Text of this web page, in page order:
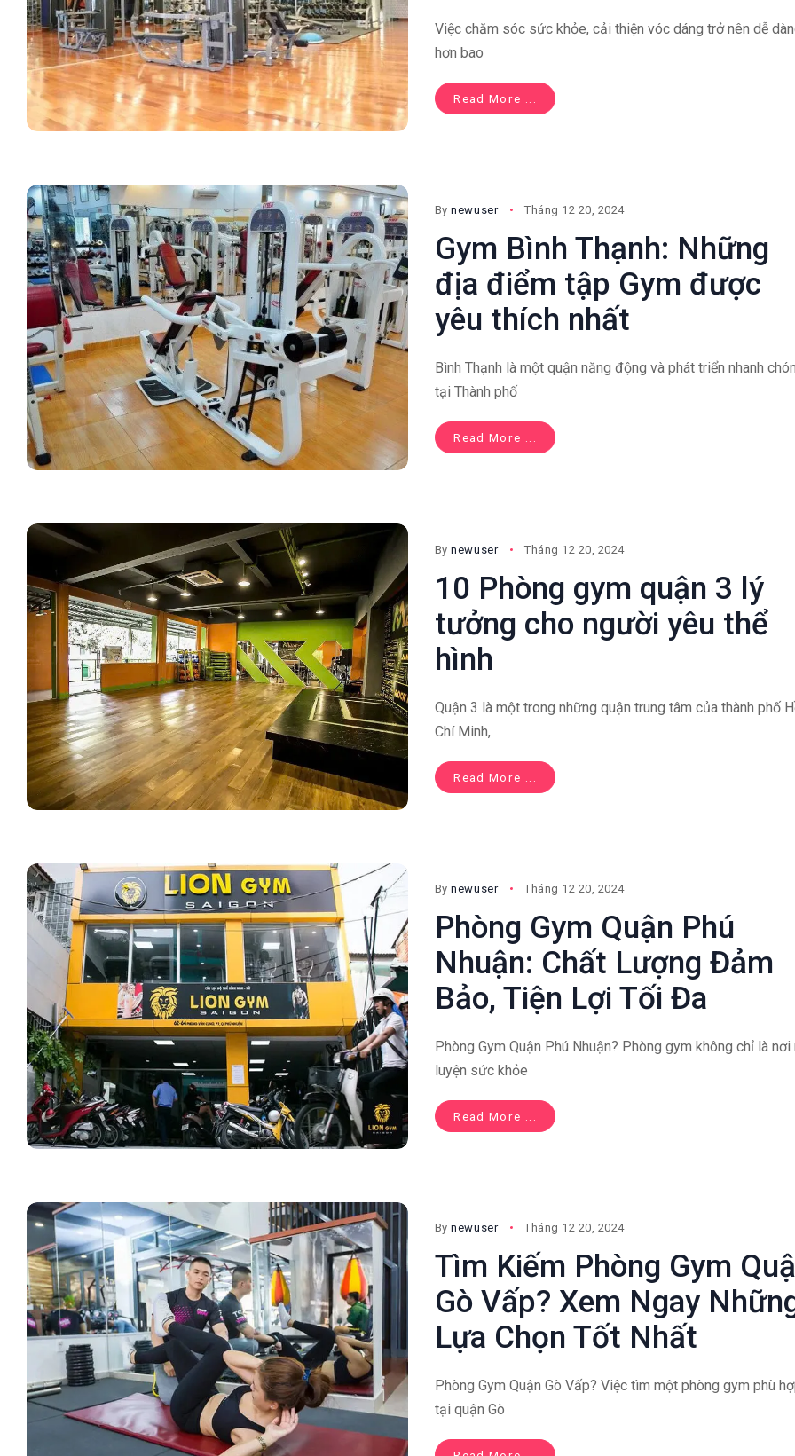
Việc chăm sóc sức khỏe, cải thiện vóc dáng trở nên dễ
hơn bao
Read More ...
Bynewuser Tháng 12 20, 2024
Gym Bình Thạnh: Những
địa điểm tập Gym được
yêu thích nhất
Bình Thạnh là một quận năng động và phát triển nhanh
tại Thành phố
Read More ...
Bynewuser Tháng 12 20, 2024
10 Phòng gym quận 3​ lý
tưởng cho người yêu thể
hình
Quận 3 là một trong những quận trung tâm của thành phố
Chí Minh,
Read More ...
Bynewuser Tháng 12 20, 2024
Phòng Gym Quận Phú
Nhuận: Chất Lượng Đảm
Bảo, Tiện Lợi Tối Đa
Phòng Gym Quận Phú Nhuận? Phòng gym không chỉ là nơi
luyện sức khỏe
Read More ...
Bynewuser Tháng 12 20, 2024
Tìm Kiếm Phòng Gym
Gò Vấp? Xem Ngay
Lựa Chọn Tốt Nhất
Phòng Gym Quận Gò Vấp? Việc tìm một phòng gym phù
tại quận Gò